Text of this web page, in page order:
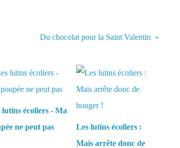
Du chocolat pour la Saint Valentin
lutins écoliers - Ma
ne peut pas
Les lutins écoliers :
Mais arrête donc de